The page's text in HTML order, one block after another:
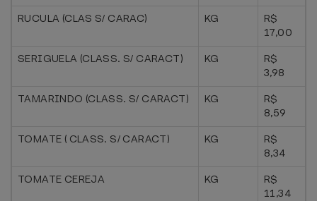
RUCULA (CLAS S/ CARAC)
KG
R$
17,00
SERIGUELA (CLASS. S/ CARACT)
KG
R$
3,98
TAMARINDO (CLASS. S/ CARACT)
KG
R$
8,59
TOMATE ( CLASS. S/ CARACT)
KG
R$
8,34
TOMATE CEREJA
KG
R$
11,34